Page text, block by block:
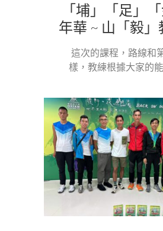
「埔」「足」
年華 ~ 山「毅」
這次的課程，路線和
樣，教練根據大家的能